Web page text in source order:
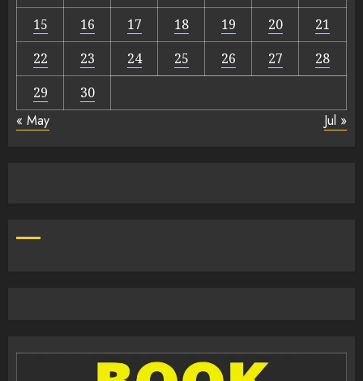
15
16 17 18 19 20
21
22
23 24 25 26 27
28
29
30
« May Jul »